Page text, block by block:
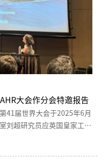
大会作分会特邀报告
41届世界大会于2025年6月
刘超研究员应英国皇家工程
工学院Heidi Nepf教授的邀